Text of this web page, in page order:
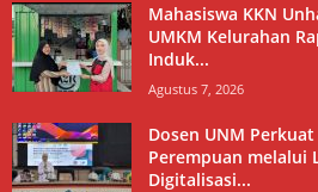
Mahasiswa KKN
UMKM Kelurahan
Induk...
Agustus 7, 2026
Dosen UNM
Perempuan melalui
Digitalisasi...